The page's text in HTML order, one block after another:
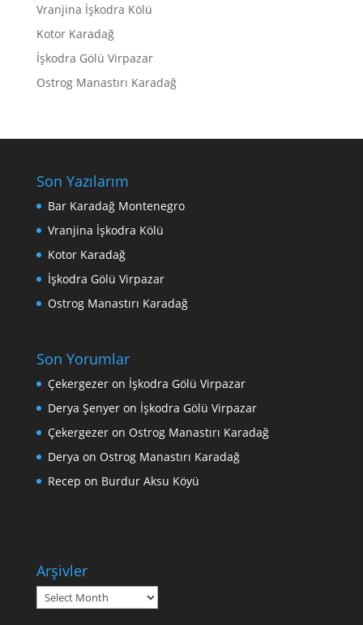
Vranjina İşkodra Kölü
Kotor Karadağ
İşkodra Gölü Virpazar
Ostrog Manastırı Karadağ
Son Yazılarım
Bar Karadağ Montenegro
Vranjina İşkodra Kölü
Kotor Karadağ
İşkodra Gölü Virpazar
Ostrog Manastırı Karadağ
Son Yorumlar
Çekergezeron İşkodra Gölü Virpazar
Derya Şenyeron İşkodra Gölü Virpazar
Çekergezeron Ostrog Manastırı Karadağ
Derya on Ostrog Manastırı Karadağ
Recep on Burdur Aksu Köyü
Arşivler
Arşivler